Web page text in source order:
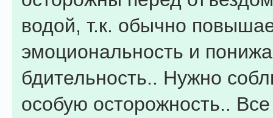
водой, т.к. обычно
эмоциональность и
бдительность.. Нужно
особую осторожность.. Все